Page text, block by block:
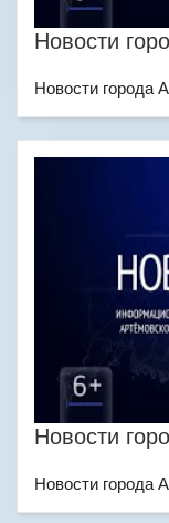
Новости
Новости города
Новости
Новости города